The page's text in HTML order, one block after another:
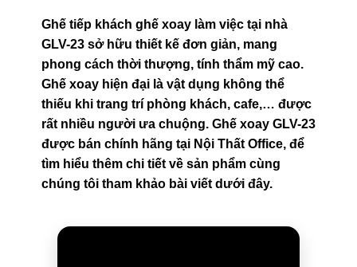
Ghế tiếp khách ghế xoay làm việc tại nhà
GLV-23 sở hữu thiết kế đơn giản, mang
phong cách thời thượng, tính thẩm mỹ cao.
Ghế xoay hiện đại là vật dụng không thể
thiếu khi trang trí phòng khách, cafe,… được
rất nhiều người ưa chuộng. Ghế xoay GLV-23
được bán chính hãng tại Nội Thất Office, để
tìm hiểu thêm chi tiết về sản phẩm cùng
chúng tôi tham khảo bài viết dưới đây.